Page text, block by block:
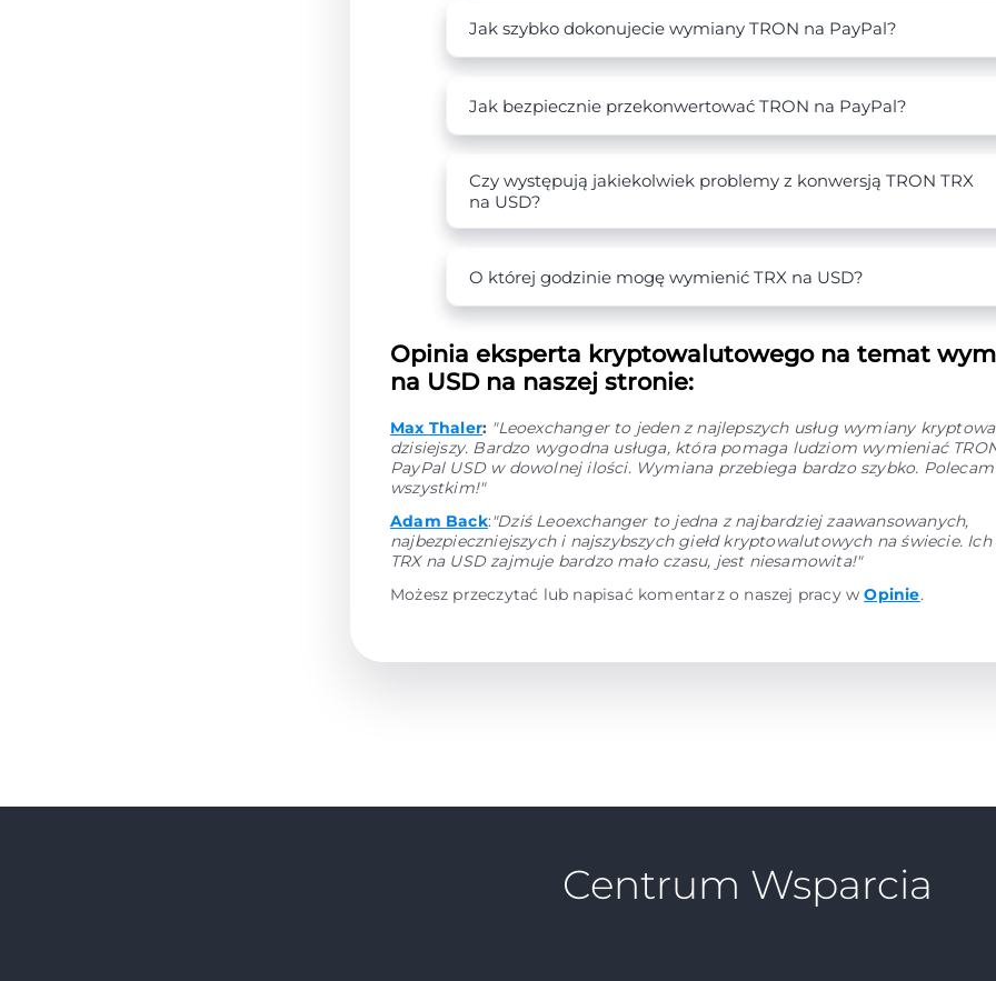
Jak szybko dokonujecie wymiany TRON na PayPal?
Jak bezpiecznie przekonwertować TRON na PayPal?
Czy występują jakiekolwiek problemy z konwersją TRON TRX
na USD?
O której godzinie mogę wymienić TRX na USD?
Opinia eksperta kryptowalutowego na temat
na USD na naszej stronie:
Max Thaler: "Leoexchanger to jeden z najlepszych usług wymiany
dzisiejszy. Bardzo wygodna usługa, która pomaga ludziom wymieniać
PayPal USD w dowolnej ilości. Wymiana przebiega bardzo szybko.
wszystkim!"
Adam Back:"Dziś Leoexchanger to jedna z najbardziej zaawansowanych,
najbezpieczniejszych i najszybszych giełd kryptowalutowych na świecie.
TRX na USD zajmuje bardzo mało czasu, jest niesamowita!"
Możesz przeczytać lub napisać komentarz o naszej pracy wOpinie.
Centrum Wsparcia